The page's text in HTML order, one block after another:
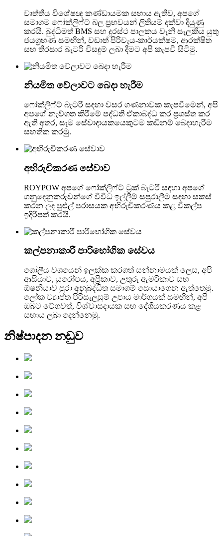
වෘත්තීය විශේෂඥ කණ්ඩායමක සහාය ඇතිව, අපගේ
සමාගම ෆෝක්ලිෆ්ට් බල ප්‍රභවයන් ලිතියම් දක්වා දියුණු
කරයි. බුද්ධිමත් BMS සහ දුරස්ථ පාලකය වැනි සැලකිය යුතු
ජයග්‍රහණ සමඟින්, වඩාත් පිරිවැය-කාර්යක්ෂම, ආරක්ෂිත
සහ තිරසාර බැටරි විසඳුම් ලබා දීමට අපි කැපවී සිටිමු.
නියමිත වේලාවට බෙදා හැරීම
ෆෝක්ලිෆ්ට් බැටරි සඳහා වසර ගණනාවක කැපවීමෙන්, අපි
අපගේ නැව්ගත කිරීමේ පද්ධති ඒකාබද්ධ කර ප්‍රශස්ත කර
ඇති අතර, සෑම සේවාදායකයෙකුටම කඩිනම් බෙදාහැරීම
සහතික කරමු.
අභිරුචිකරණ සේවාව
ROYPOW අපගේ ෆෝක්ලිෆ්ට් ට්‍රක් බැටරි සඳහා අපගේ
ගනුදෙනුකරුවන්ගේ විවිධ ඉල්ලීම් සපුරාලීම සඳහා සකස්
කරන ලද පුළුල් පරාසයක අභිරුචිකරණය කළ විකල්ප
ඉදිරිපත් කරයි.
කල්පනාකාරී පාරිභෝගික සේවය
ගෝලීය වශයෙන් ඉලක්ක කරගත් සන්නාමයක් ලෙස, අපි
ආසියාව, යුරෝපය, අප්‍රිකාව, උතුරු ඇමරිකාව සහ
ඕෂනියාව පුරා අනුබද්ධිත සමාගම් සොයාගෙන ඇත්තෙමු.
ලෝක ව්‍යාප්ත පිරිසැලසුම් උපාය මාර්ගයක් සමඟින්, අපි
ඔබට වේගවත්, විශ්වාසදායක සහ දේශීයකරණය කළ
සහාය ලබා දෙන්නෙමු.
නිෂ්පාදන නඩුව